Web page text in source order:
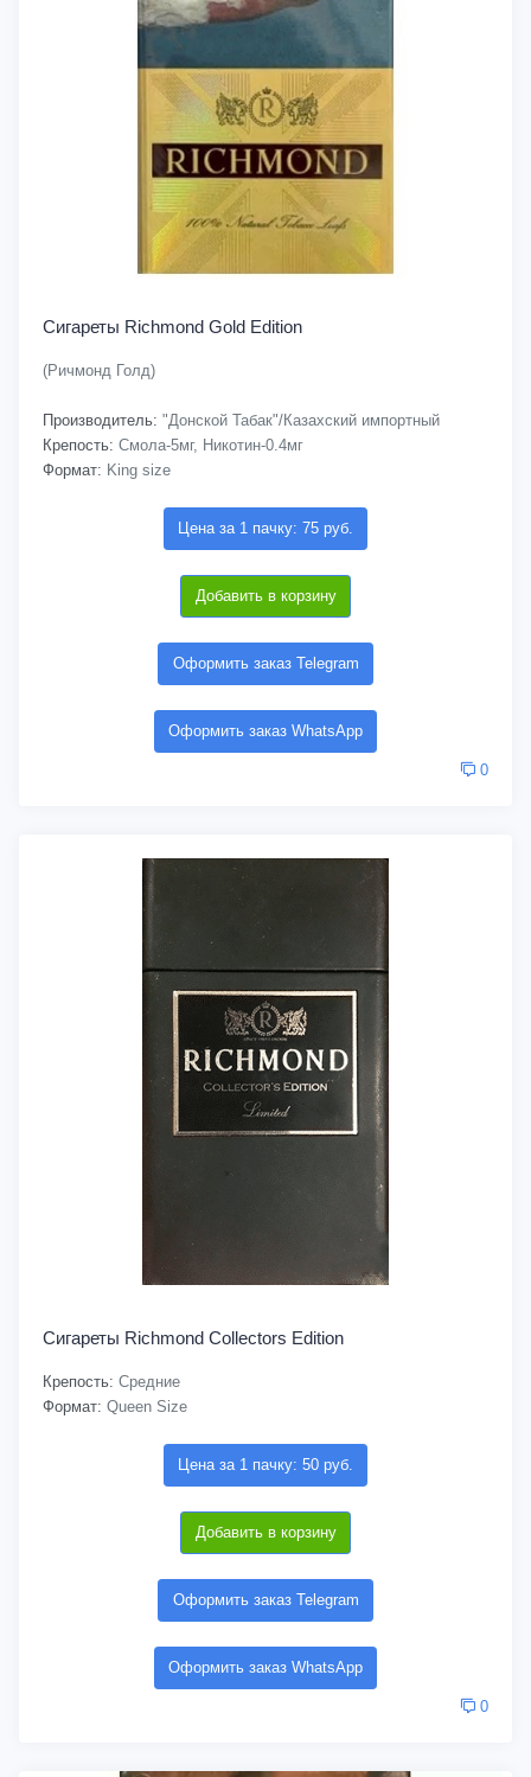
Сигареты Richmond Gold Edition
(Ричмонд Голд)
Производитель: "Донской Табак"/Казахский импортный
Крепость: Смола-5мг, Никотин-0.4мг
Формат: King size
Цена за 1 пачку: 75 руб.
Добавить в корзину
Оформить заказ Telegram
Оформить заказ WhatsApp
0
Сигареты Richmond Collectors Edition
Крепость: Средние
Формат: Queen Size
Цена за 1 пачку: 50 руб.
Добавить в корзину
Оформить заказ Telegram
Оформить заказ WhatsApp
0